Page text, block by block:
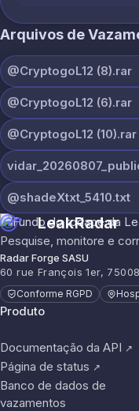
Arquivos de
@CryptogoL12 (8).rar
@CryptogoL12 (6).rar
@CryptogoL12 (10).rar
@shadeXtxt_5410.txt
LeakRadar
Pesquise, monitore e
Radar Forge SASU
60 rue François 1er,
Conforme RGPD
Produto
Documentação da API ↗
Página de status ↗
Banco de dados de
vazamentos